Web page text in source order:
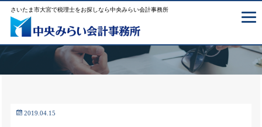
さいたま市大宮で税理士をお探しなら中央みらい会計事務所
2019.04.15